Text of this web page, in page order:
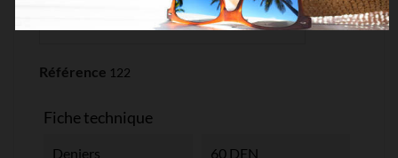
Référence 122
Fiche technique
Deniers 60 DEN